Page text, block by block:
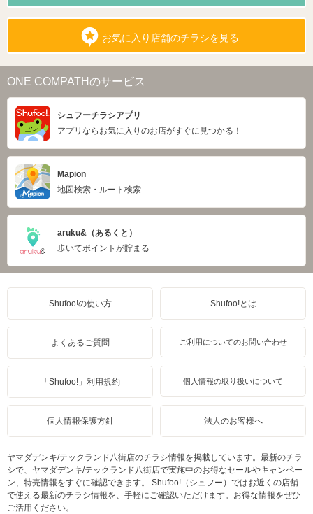
お気に入り店舗のチラシを見る
ONE COMPATHのサービス
シュフーチラシアプリ
アプリならお気に入りのお店がすぐに見つかる！
Mapion
地図検索・ルート検索
aruku&（あるくと）
歩いてポイントが貯まる
Shufoo!の使い方 Shufoo!とは
よくあるご質問 ご利用についてのお問い合わせ
「Shufoo!」利用規約 個人情報の取り扱いについて
個人情報保護方針 法人のお客様へ
ヤマダデンキ/テックランド八街店のチラシ情報を掲載しています。最新のチラ
シで、ヤマダデンキ/テックランド八街店で実施中のお得なセールやキャンペー
ン、特売情報をすぐに確認できます。 Shufoo!（シュフー）ではお近くの店舗
で使える最新のチラシ情報を、手軽にご確認いただけます。お得な情報をぜひ
ご活用ください。